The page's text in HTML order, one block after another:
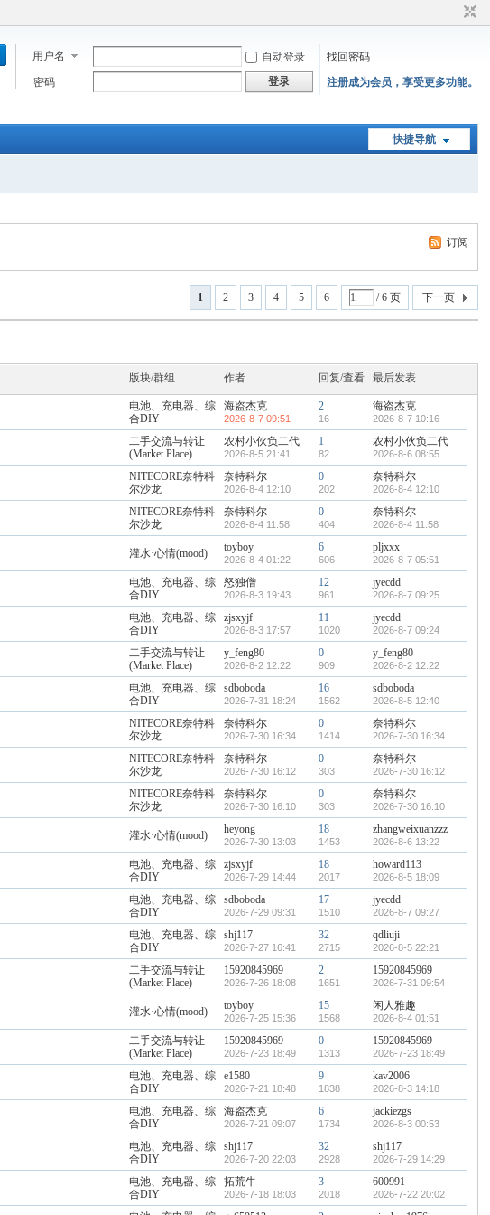
用户名 自动登录
找回密码
密码
登录 注册成为会员，享受更多功能。
快捷导航
订阅
1 2 3 4 5 6 / 6 页 下一页
版块/群组 作者 回复/查看 最后发表
电池、充电器、综
合DIY
海盗杰克
2026-8-7 09:51
2
16
海盗杰克
2026-8-7 10:16
二手交流与转让
(Market Place)
农村小伙负二代
2026-8-5 21:41
1
82
农村小伙负二代
2026-8-6 08:55
NITECORE奈特科
尔沙龙
奈特科尔
2026-8-4 12:10
0
202
奈特科尔
2026-8-4 12:10
NITECORE奈特科
尔沙龙
奈特科尔
2026-8-4 11:58
0
404
奈特科尔
2026-8-4 11:58
灌水·心情(mood) toyboy
2026-8-4 01:22
6
606
pljxxx
2026-8-7 05:51
电池、充电器、综
合DIY
怒独僧
2026-8-3 19:43
12
961
jyecdd
2026-8-7 09:25
电池、充电器、综
合DIY
zjsxyjf
2026-8-3 17:57
11
1020
jyecdd
2026-8-7 09:24
二手交流与转让
(Market Place)
y_feng80
2026-8-2 12:22
0
909
y_feng80
2026-8-2 12:22
电池、充电器、综
合DIY
sdboboda
2026-7-31 18:24
16
1562
sdboboda
2026-8-5 12:40
NITECORE奈特科
尔沙龙
奈特科尔
2026-7-30 16:34
0
1414
奈特科尔
2026-7-30 16:34
NITECORE奈特科
尔沙龙
奈特科尔
2026-7-30 16:12
0
303
奈特科尔
2026-7-30 16:12
NITECORE奈特科
尔沙龙
奈特科尔
2026-7-30 16:10
0
303
奈特科尔
2026-7-30 16:10
灌水·心情(mood) heyong
2026-7-30 13:03
18
1453
zhangweixuanzzz
2026-8-6 13:22
电池、充电器、综
合DIY
zjsxyjf
2026-7-29 14:44
18
2017
howard113
2026-8-5 18:09
电池、充电器、综
合DIY
sdboboda
2026-7-29 09:31
17
1510
jyecdd
2026-8-7 09:27
电池、充电器、综
合DIY
shj117
2026-7-27 16:41
32
2715
qdliuji
2026-8-5 22:21
二手交流与转让
(Market Place)
15920845969
2026-7-26 18:08
2
1651
15920845969
2026-7-31 09:54
灌水·心情(mood) toyboy
2026-7-25 15:36
15
1568
闲人雅趣
2026-8-4 01:51
二手交流与转让
(Market Place)
15920845969
2026-7-23 18:49
0
1313
15920845969
2026-7-23 18:49
电池、充电器、综
合DIY
e1580
2026-7-21 18:48
9
1838
kav2006
2026-8-3 14:18
电池、充电器、综
合DIY
海盗杰克
2026-7-21 09:07
6
1734
jackiezgs
2026-8-3 00:53
电池、充电器、综
合DIY
shj117
2026-7-20 22:03
32
2928
shj117
2026-7-29 14:29
电池、充电器、综
合DIY
拓荒牛
2026-7-18 18:03
3
2018
600991
2026-7-22 20:02